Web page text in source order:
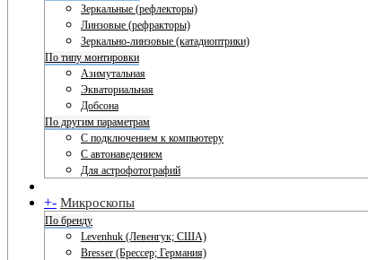
Зеркальные (рефлекторы)
Линзовые (рефракторы)
Зеркально-линзовые (катадиоптрики)
По типу монтировки
Азимутальная
Экваториальная
Добсона
По другим параметрам
С подключением к компьютеру
С автонаведением
Для астрофотографий
+- Микроскопы
По бренду
Levenhuk (Левенгук; США)
Bresser (Брессер; Германия)